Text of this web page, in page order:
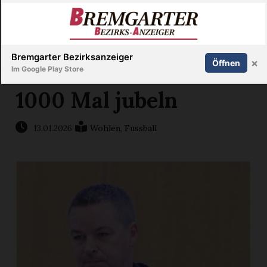
Immobilien
Inserieren Abonnieren Anmelden
1000 Mal jubeln
13.01.2026 Wohlen, Fussball
Bremgarter Bezirksanzeiger
Im Google Play Store
Öffnen ×